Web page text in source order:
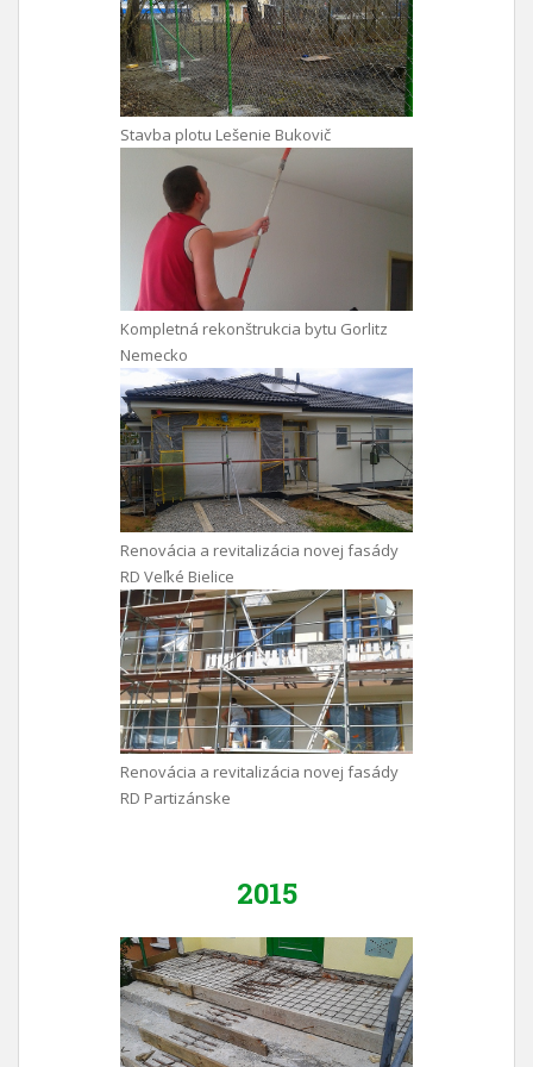
Stavba plotu Lešenie Bukovič
Kompletná rekonštrukcia bytu Gorlitz
Nemecko
Renovácia a revitalizácia novej fasády
RD Veľké Bielice
Renovácia a revitalizácia novej fasády
RD Partizánske
2015